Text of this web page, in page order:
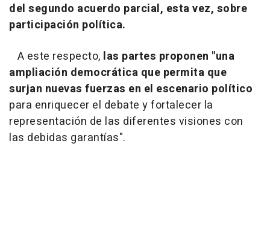
del segundo acuerdo parcial, esta vez, sobre
participación política.
A este respecto, las partes proponen "una
ampliación democrática que permita que
surjan nuevas fuerzas en el escenario político
para enriquecer el debate y fortalecer la
representación de las diferentes visiones con
las debidas garantías".